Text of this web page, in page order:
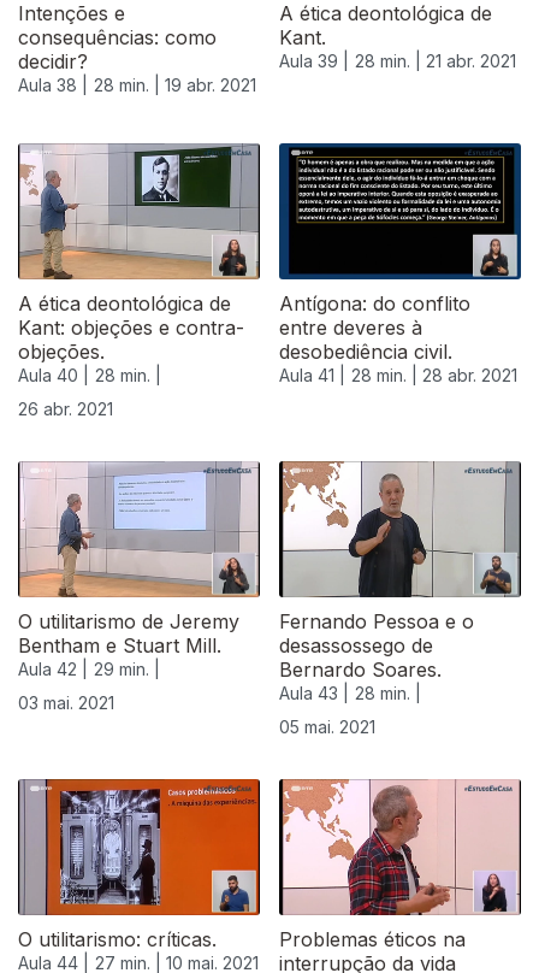
Intenções e
consequências: como
decidir?
Aula 38 | 28 min. | 19 abr. 2021
A ética deontológica de
Kant.
Aula 39 | 28 min. | 21 abr. 2021
A ética deontológica de
Kant: objeções e contra-
objeções.
Aula 40 |
28 min. |
26 abr. 2021
Antígona: do conflito
entre deveres à
desobediência civil.
Aula 41 | 28 min. | 28 abr. 2021
O utilitarismo de Jeremy
Bentham e Stuart Mill.
Aula 42 |
29 min. |
03 mai. 2021
Fernando Pessoa e o
desassossego de
Bernardo Soares.
Aula 43 |
28 min. |
05 mai. 2021
O utilitarismo: críticas.
Aula 44 | 27 min. | 10 mai. 2021
Problemas éticos na
interrupção da vida